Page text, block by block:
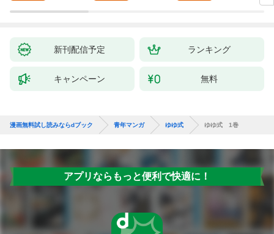
新刊配信予定 ランキング
キャンペーン 無料
漫画無料試し読みならdブック 青年マンガ ゆゆ式 ゆゆ式 1巻
アプリならもっと便利で快適に！